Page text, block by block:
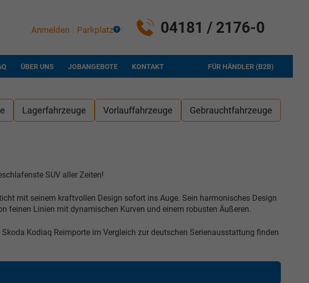
04181 / 2176-0
Anmelden Parkplatz 0
ÜBER UNS JOBANGEBOTE FÜR HÄNDLER (B2B)
KONTAKT
Lagerfahrzeuge Vorlauffahrzeuge Gebrauchtfahrzeuge
SUV aller Zeiten!
mit seinem kraftvollen Design sofort ins Auge. Sein harmonisches Design
feinen Linien mit dynamischen Kurven und einem robusten Äußeren.
Skoda Kodiaq Reimporte im Vergleich zur deutschen Serienausstattung finden